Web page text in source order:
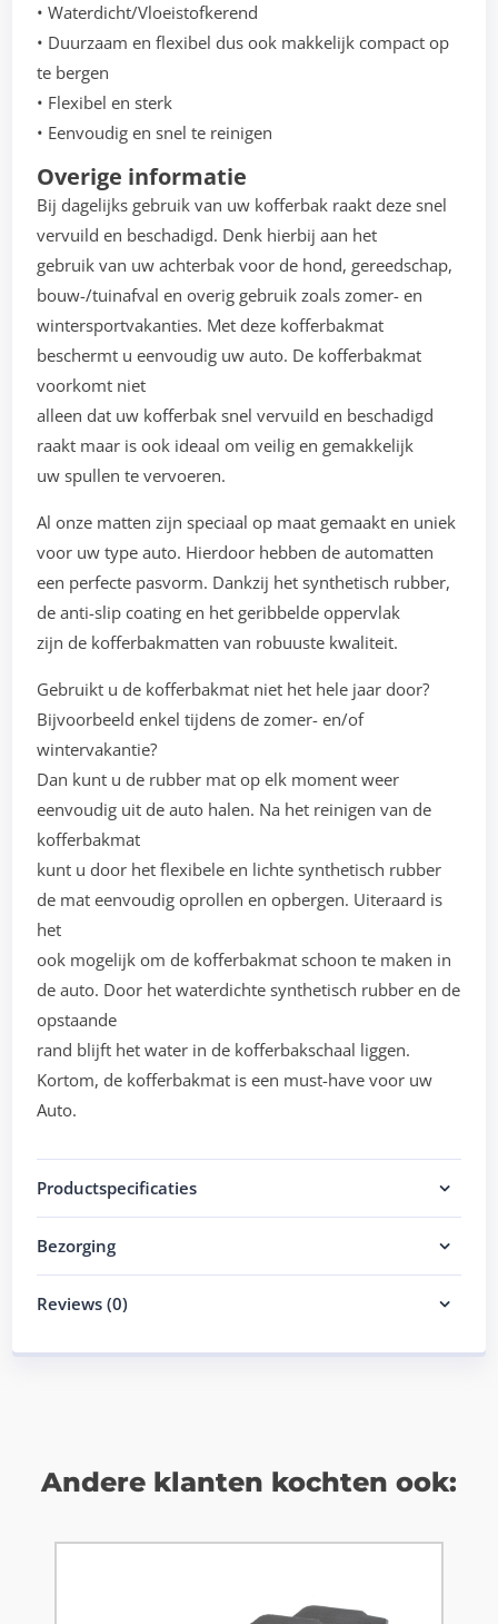
• Waterdicht/Vloeistofkerend
• Duurzaam en flexibel dus ook makkelijk compact op
te bergen
• Flexibel en sterk
• Eenvoudig en snel te reinigen
Overige informatie
Bij dagelijks gebruik van uw kofferbak raakt deze snel
vervuild en beschadigd. Denk hierbij aan het
gebruik van uw achterbak voor de hond, gereedschap,
bouw-/tuinafval en overig gebruik zoals zomer- en
wintersportvakanties. Met deze kofferbakmat
beschermt u eenvoudig uw auto. De kofferbakmat
voorkomt niet
alleen dat uw kofferbak snel vervuild en beschadigd
raakt maar is ook ideaal om veilig en gemakkelijk
uw spullen te vervoeren.
Al onze matten zijn speciaal op maat gemaakt en uniek
voor uw type auto. Hierdoor hebben de automatten
een perfecte pasvorm. Dankzij het synthetisch rubber,
de anti-slip coating en het geribbelde oppervlak
zijn de kofferbakmatten van robuuste kwaliteit.
Gebruikt u de kofferbakmat niet het hele jaar door?
Bijvoorbeeld enkel tijdens de zomer- en/of
wintervakantie?
Dan kunt u de rubber mat op elk moment weer
eenvoudig uit de auto halen. Na het reinigen van de
kofferbakmat
kunt u door het flexibele en lichte synthetisch rubber
de mat eenvoudig oprollen en opbergen. Uiteraard is
het
ook mogelijk om de kofferbakmat schoon te maken in
de auto. Door het waterdichte synthetisch rubber en de
opstaande
rand blijft het water in de kofferbakschaal liggen.
Kortom, de kofferbakmat is een must-have voor uw
Auto.
Productspecificaties
Bezorging
Reviews (0)
Andere klanten kochten ook: